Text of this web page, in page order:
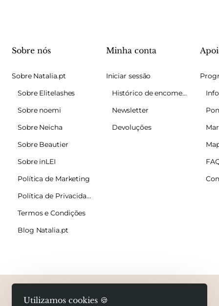
Utilizamos cookies 🍪
Sobre nós
Sobre Natalia.pt
Sobre Elitelashes
Sobre noemi
Sobre Neicha
Sobre Beautier
Sobre inLEI
Política de Marketing
Política de Privacidade
Termos e Condições
Blog Natalia.pt
Minha conta
Iniciar sessão
Histórico de encomendas
Newsletter
Devoluções
reservados.